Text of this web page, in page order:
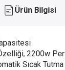
Ürün Bilgisi
2200w
Sıcak